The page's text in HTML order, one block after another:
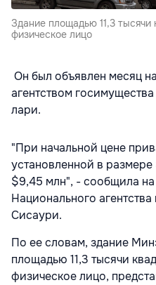
Здание площадью 11,3
физическое лицо
Он был объявлен месяц
агентством
лари.
"При начальной цене
установленной в
$9,45 млн", - сообщила
Национального
Сисаури.
По ее словам, здание
площадью 11,3 тысячи
физическое лицо,